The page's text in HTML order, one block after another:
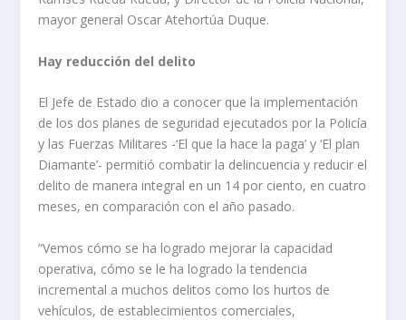
mayor general Oscar Atehortúa Duque.
Hay reducción del delito
El Jefe de Estado dio a conocer que la implementación
de los dos planes de seguridad ejecutados por la Policía
y las Fuerzas Militares -‘El que la hace la paga’ y ‘El plan
Diamante’- permitió combatir la delincuencia y reducir el
delito de manera integral en un 14 por ciento, en cuatro
meses, en comparación con el año pasado.
“Vemos cómo se ha logrado mejorar la capacidad
operativa, cómo se le ha logrado la tendencia
incremental a muchos delitos como los hurtos de
vehículos, de establecimientos comerciales,